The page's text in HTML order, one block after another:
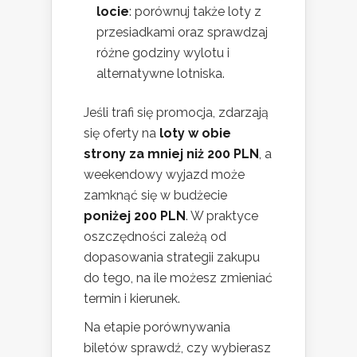
locie: porównuj także loty z
przesiadkami oraz sprawdzaj
różne godziny wylotu i
alternatywne lotniska.
Jeśli trafi się promocja, zdarzają
się oferty na loty w obie
strony za mniej niż 200 PLN, a
weekendowy wyjazd może
zamknąć się w budżecie
poniżej 200 PLN. W praktyce
oszczędności zależą od
dopasowania strategii zakupu
do tego, na ile możesz zmieniać
termin i kierunek.
Na etapie porównywania
biletów sprawdź, czy wybierasz